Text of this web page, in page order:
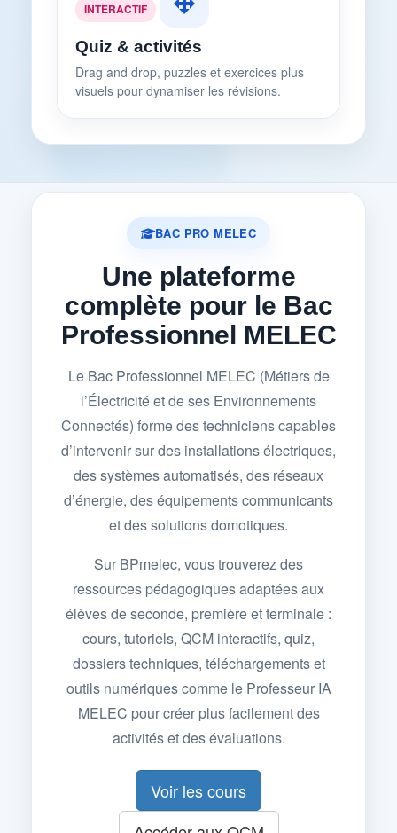
INTERACTIF
Quiz & activités
Drag and drop, puzzles et exercices plus
visuels pour dynamiser les révisions.
BAC PRO MELEC
Une plateforme
complète pour le Bac
Professionnel MELEC
Le Bac Professionnel MELEC (Métiers de
l’Électricité et de ses Environnements
Connectés) forme des techniciens capables
d’intervenir sur des installations électriques,
des systèmes automatisés, des réseaux
d’énergie, des équipements communicants
et des solutions domotiques.
Sur BPmelec, vous trouverez des
ressources pédagogiques adaptées aux
élèves de seconde, première et terminale :
cours, tutoriels, QCM interactifs, quiz,
dossiers techniques, téléchargements et
outils numériques comme le Professeur IA
MELEC pour créer plus facilement des
activités et des évaluations.
Voir les cours